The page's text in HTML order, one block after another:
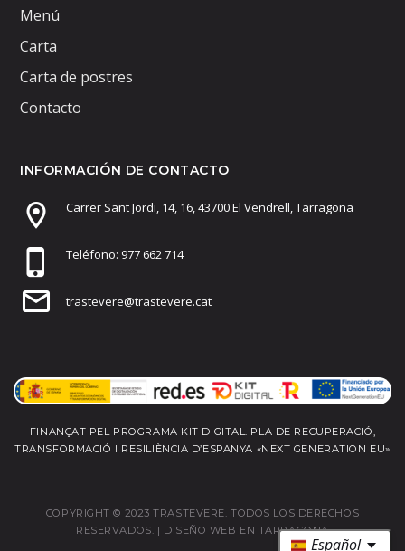
Español
Menú
Carta
Carta de postres
Contacto
INFORMACIÓN DE CONTACTO
Carrer Sant Jordi, 14, 16, 43700 El Vendrell, Tarragona
Teléfono: 977 662 714
trastevere@trastevere.cat
FINANÇAT PEL PROGRAMA KIT DIGITAL. PLA DE RECUPERACIÓ,
TRANSFORMACIÓ I RESILIÈNCIA D’ESPANYA «NEXT GENERATION EU»
COPYRIGHT © 2023 TRASTEVERE. TODOS LOS DERECHOS
RESERVADOS. | DISEÑO WEB EN TARRAGONA